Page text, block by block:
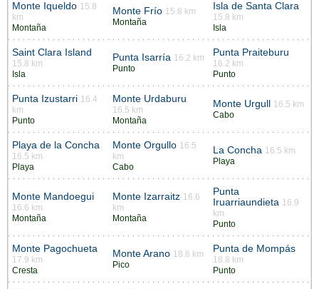
Monte Iqueldo 15.8
km
Montaña
Monte Frío 15.8 km
Montaña
Isla de Santa Clara
15.8 km
Isla
Saint Clara Island
15.8 km
Isla
Punta Isarría 16.2 km
Punto
Punta Praiteburu
16.2 km
Punto
Punta Izustarri 16.4
km
Punto
Monte Urdaburu
16.5 km
Montaña
Monte Urgull
16.5 km
Cabo
Playa de la Concha
16.5 km
Playa
Monte Orgullo 16.5
km
Cabo
La Concha 16.5 km
Playa
Monte Mandoegui
16.6 km
Montaña
Monte Izarraitz 16.6
km
Montaña
Punta
Iruarriaundieta 16.9
km
Punto
Monte Pagochueta
17.9 km
Cresta
Monte Arano 18.6 km
Pico
Punta de Mompás
18.8 km
Punto